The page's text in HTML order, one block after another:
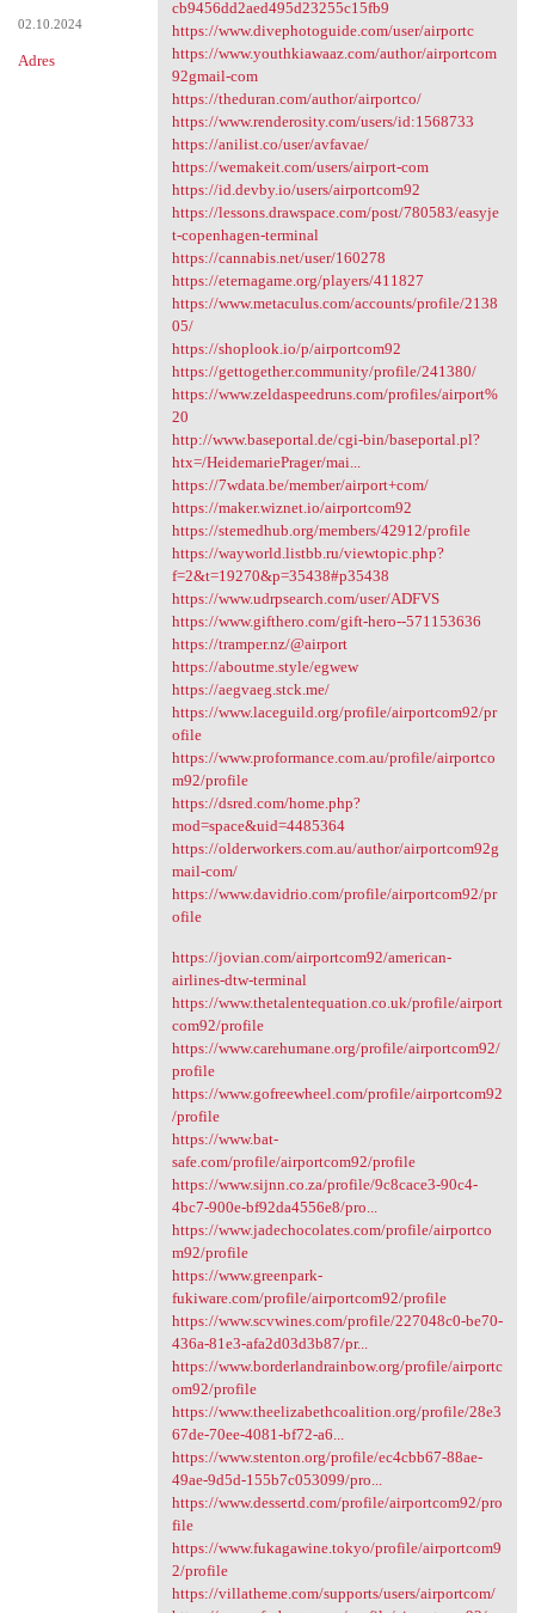
02.10.2024
Adres
cb9456dd2aed495d23255c15fb9
https://www.divephotoguide.com/user/airportc
https://www.youthkiawaaz.com/author/airportcom
92gmail-com
https://theduran.com/author/airportco/
https://www.renderosity.com/users/id:1568733
https://anilist.co/user/avfavae/
https://wemakeit.com/users/airport-com
https://id.devby.io/users/airportcom92
https://lessons.drawspace.com/post/780583/easyje
t-copenhagen-terminal
https://cannabis.net/user/160278
https://eternagame.org/players/411827
https://www.metaculus.com/accounts/profile/2138
05/
https://shoplook.io/p/airportcom92
https://gettogether.community/profile/241380/
https://www.zeldaspeedruns.com/profiles/airport%
20
http://www.baseportal.de/cgi-bin/baseportal.pl?
htx=/HeidemariePrager/mai...
https://7wdata.be/member/airport+com/
https://maker.wiznet.io/airportcom92
https://stemedhub.org/members/42912/profile
https://wayworld.listbb.ru/viewtopic.php?
f=2&t=19270&p=35438#p35438
https://www.udrpsearch.com/user/ADFVS
https://www.gifthero.com/gift-hero--571153636
https://tramper.nz/@airport
https://aboutme.style/egwew
https://aegvaeg.stck.me/
https://www.laceguild.org/profile/airportcom92/pr
ofile
https://www.proformance.com.au/profile/airportco
m92/profile
https://dsred.com/home.php?
mod=space&uid=4485364
https://olderworkers.com.au/author/airportcom92g
mail-com/
https://www.davidrio.com/profile/airportcom92/pr
ofile
https://jovian.com/airportcom92/american-
airlines-dtw-terminal
https://www.thetalentequation.co.uk/profile/airport
com92/profile
https://www.carehumane.org/profile/airportcom92/
profile
https://www.gofreewheel.com/profile/airportcom92
/profile
https://www.bat-
safe.com/profile/airportcom92/profile
https://www.sijnn.co.za/profile/9c8cace3-90c4-
4bc7-900e-bf92da4556e8/pro...
https://www.jadechocolates.com/profile/airportco
m92/profile
https://www.greenpark-
fukiware.com/profile/airportcom92/profile
https://www.scvwines.com/profile/227048c0-be70-
436a-81e3-afa2d03d3b87/pr...
https://www.borderlandrainbow.org/profile/airportc
om92/profile
https://www.theelizabethcoalition.org/profile/28e3
67de-70ee-4081-bf72-a6...
https://www.stenton.org/profile/ec4cbb67-88ae-
49ae-9d5d-155b7c053099/pro...
https://www.dessertd.com/profile/airportcom92/pro
file
https://www.fukagawine.tokyo/profile/airportcom9
2/profile
https://villatheme.com/supports/users/airportcom/